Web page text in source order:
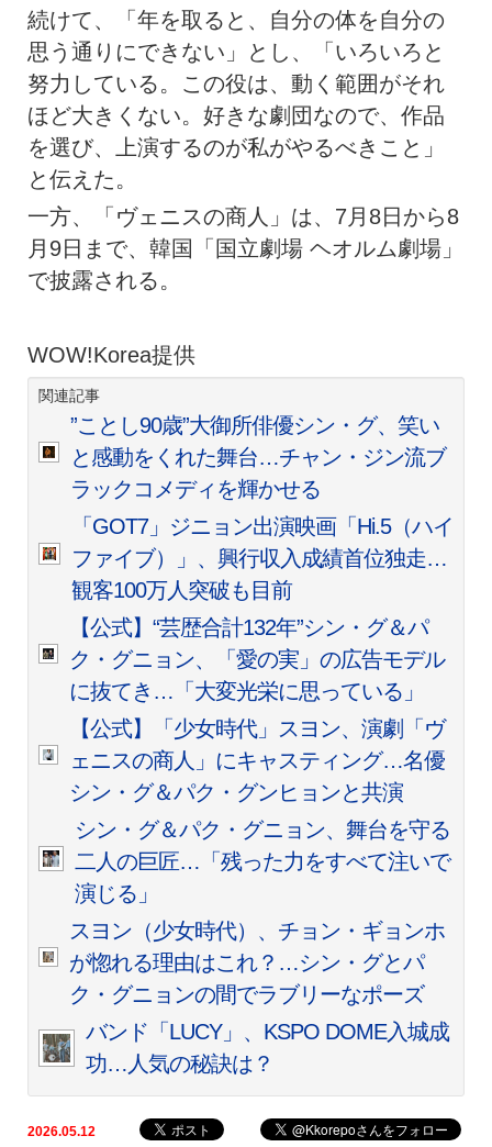
続けて、「年を取ると、自分の体を自分の
思う通りにできない」とし、「いろいろと
努力している。この役は、動く範囲がそれ
ほど大きくない。好きな劇団なので、作品
を選び、上演するのが私がやるべきこと」
と伝えた。
一方、「ヴェニスの商人」は、7月8日から8
月9日まで、韓国「国立劇場 ヘオルム劇場」
で披露される。
WOW!Korea提供
関連記事
”ことし90歳”大御所俳優シン・グ、笑い
と感動をくれた舞台…チャン・ジン流ブ
ラックコメディを輝かせる
「GOT7」ジニョン出演映画「Hi.5（ハイ
ファイブ）」、興行収入成績首位独走…
観客100万人突破も目前
【公式】“芸歴合計132年”シン・グ＆パ
ク・グニョン、「愛の実」の広告モデル
に抜てき…「大変光栄に思っている」
【公式】「少女時代」スヨン、演劇「ヴ
ェニスの商人」にキャスティング…名優
シン・グ＆パク・グンヒョンと共演
シン・グ＆パク・グニョン、舞台を守る
二人の巨匠…「残った力をすべて注いで
演じる」
スヨン（少女時代）、チョン・ギョンホ
が惚れる理由はこれ？…シン・グとパ
ク・グニョンの間でラブリーなポーズ
バンド「LUCY」、KSPO DOME入城成
功…人気の秘訣は？
2026.05.12